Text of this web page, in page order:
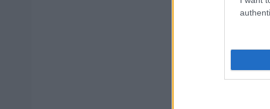
Δωρεάς για
Παρουσίαση